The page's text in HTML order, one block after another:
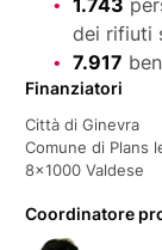
1.743
dei rifiuti
7.917
Finanziatori
Città di Ginevra
Comune di Plans
8×1000 Valdese
Coordinatore